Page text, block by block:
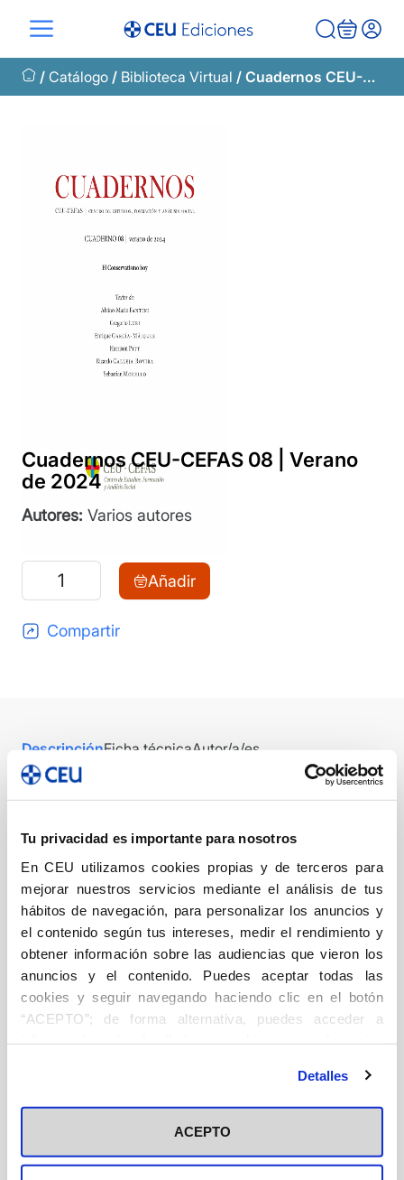
Tu privacidad es importante para nosotros
En CEU utilizamos cookies propias y de terceros para
mejorar nuestros servicios mediante el análisis de tus
hábitos de navegación, para personalizar los anuncios y
el contenido según tus intereses, medir el rendimiento y
obtener información sobre las audiencias que vieron los
anuncios y el contenido. Puedes aceptar todas las
cookies y seguir navegando haciendo clic en el botón
“ACEPTO”; de forma alternativa, puedes acceder a
en el botón "Personalizar". Para más información puedes
visitar nuestra Política de Cookies
Detalles
ACEPTO
contenido
/ Catálogo / Biblioteca Virtual / Cuadernos CEU-CEFAS 08 | Verano de 2024
Cuadernos CEU-CEFAS 08 | Verano
de 2024
Autores: Varios autores
Cuadernos
CEU-
CEFAS
2024
cantidad
Añadir
Compartir
DescripciónFicha técnicaAutor/a/es
DESCRIPCIÓN
Política
CEU-CEFAS tiene por objetivo la promoción de los
principios inspiradores fundamentales de la Doctrina
Social de la Iglesia en los ámbitos cultural y político,
mediante la realización de cursos, congresos y
publicaciones. CEU-CEFAS aspira a constituirse en un
lugar de referencia y encuentro para debatir,
reflexionar, formar, difundir e investigar en el ámbito de
las ideas para mejorar la sociedad.Número
Artículos:
Historia y tradición del conservadurismo español